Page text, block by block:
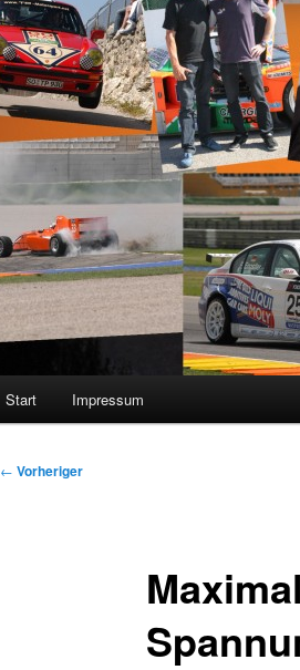
Start Impressum
Beitragsnavigation
← Vorheriger